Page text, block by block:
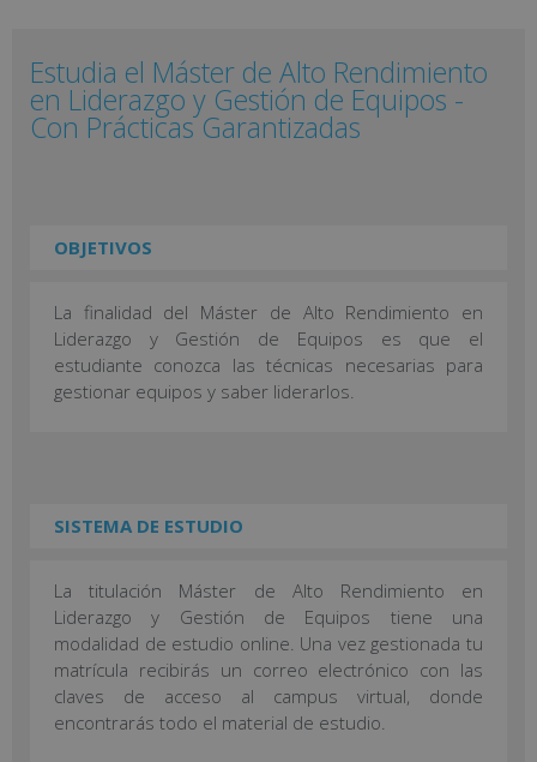
Estudia el Máster de Alto Rendimiento
en Liderazgo y Gestión de Equipos -
Con Prácticas Garantizadas
OBJETIVOS
La finalidad del Máster de Alto Rendimiento en
Liderazgo y Gestión de Equipos es que el
estudiante conozca las técnicas necesarias para
gestionar equipos y saber liderarlos.
SISTEMA DE ESTUDIO
La titulación Máster de Alto Rendimiento en
Liderazgo y Gestión de Equipos tiene una
modalidad de estudio online. Una vez gestionada tu
matrícula recibirás un correo electrónico con las
claves de acceso al campus virtual, donde
encontrarás todo el material de estudio.